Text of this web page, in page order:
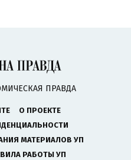
ПРАВДА
О ПРОЕКТЕ
МАТЕРИАЛОВ УП
РАБОТЫ УП